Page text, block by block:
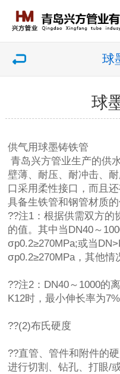
球
球
供气用球墨铸铁管
青岛兴方管业生产的供
壁薄、耐压、耐冲击、
口采用柔性接口，而且
具备生铁管和钢管材质
??注1：根据供需双方的
的值。其中当DN40～
σp0.2≥270MPa;或当
σp0.2≥270MPa，其他情
??注2：DN40～1000的
K12时，最小伸长率为7%
??(2)布氏硬度
??直管、管件和附件的
进行切割、钻孔、打眼/